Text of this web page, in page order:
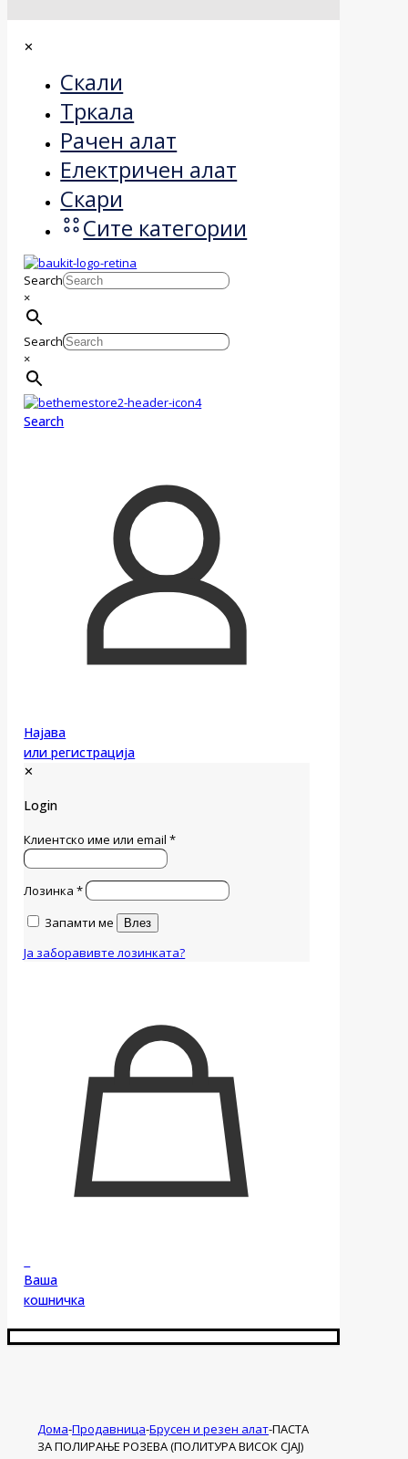
✕
Скали
Тркала
Рачен алат
Електричен алат
Скари
Сите категории
Search
×
Search
×
Search
Најава
или регистрација
✕
Login
Клиентско име или email*
Лозинка*
Запамти ме
Влез
Ја заборавивте лозинката?
Ваша
кошничка
Дома-Продавница-Брусен и резен алат-ПАСТА
ЗА ПОЛИРАЊЕ РОЗЕВА (ПОЛИТУРА ВИСОК СЈАЈ)